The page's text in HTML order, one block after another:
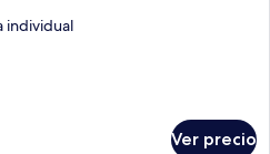
individual
Ver precio